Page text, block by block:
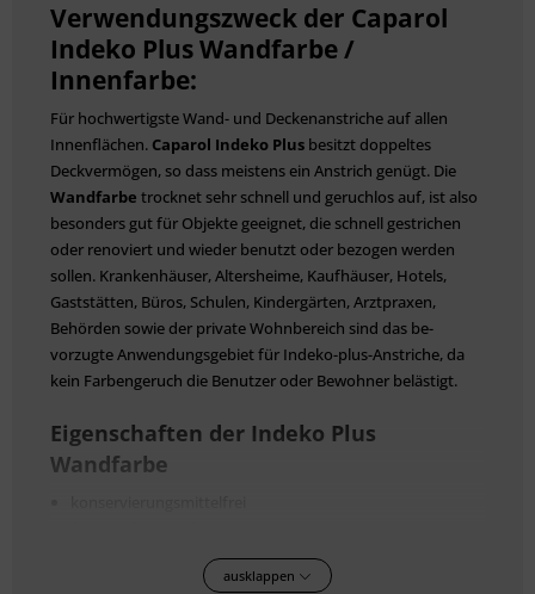
Verwendungszweck der Caparol
Indeko Plus Wandfarbe /
Innenfarbe:
Für hochwertigste Wand- und Decken­anstriche auf allen
Innenflächen. Caparol Indeko Plus besitzt doppeltes
Deckvermögen, so dass meistens ein An­strich genügt. Die
Wandfarbe trocknet sehr schnell und geruchlos auf, ist also
besonders gut für Objekte geeignet, die schnell gestrichen
oder renoviert und wieder benutzt oder be­zogen werden
sollen. Krankenhäuser, Alters­heime, Kaufhäuser, Hotels,
Gaststätten, Büros, Schulen, Kinder­gärten, Arztpraxen,
Behörden sowie der private Wohnbereich sind das be­
vorzugte Anwendungsgebiet für Indeko-plus-An­striche, da
kein Farben­geruch die Benutzer oder Bewohner belästigt.
Eigenschaften der Indeko Plus
Wandfarbe
hervorragend ausbesserungsfähig
ausklappen